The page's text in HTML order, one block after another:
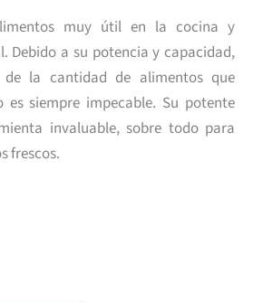
muy útil en la cocina y
Debido a su potencia y capacidad,
de la cantidad de alimentos que
es siempre impecable. Su potente
invaluable, sobre todo para
frescos.